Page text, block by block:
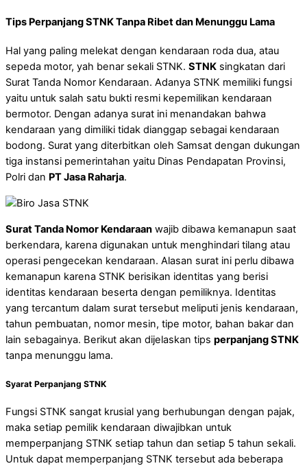
Tips Perpanjang STNK Tanpa Ribet dan Menunggu Lama
Hal yang paling melekat dengan kendaraan roda dua, atau
sepeda motor, yah benar sekali STNK. STNK singkatan dari
Surat Tanda Nomor Kendaraan. Adanya STNK memiliki fungsi
yaitu untuk salah satu bukti resmi kepemilikan kendaraan
bermotor. Dengan adanya surat ini menandakan bahwa
kendaraan yang dimiliki tidak dianggap sebagai kendaraan
bodong. Surat yang diterbitkan oleh Samsat dengan dukungan
tiga instansi pemerintahan yaitu Dinas Pendapatan Provinsi,
Polri dan PT Jasa Raharja.
Surat Tanda Nomor Kendaraan wajib dibawa kemanapun saat
berkendara, karena digunakan untuk menghindari tilang atau
operasi pengecekan kendaraan. Alasan surat ini perlu dibawa
kemanapun karena STNK berisikan identitas yang berisi
identitas kendaraan beserta dengan pemiliknya. Identitas
yang tercantum dalam surat tersebut meliputi jenis kendaraan,
tahun pembuatan, nomor mesin, tipe motor, bahan bakar dan
lain sebagainya. Berikut akan dijelaskan tips perpanjang STNK
tanpa menunggu lama.
Syarat Perpanjang STNK
Fungsi STNK sangat krusial yang berhubungan dengan pajak,
maka setiap pemilik kendaraan diwajibkan untuk
memperpanjang STNK setiap tahun dan setiap 5 tahun sekali.
Untuk dapat memperpanjang STNK tersebut ada beberapa